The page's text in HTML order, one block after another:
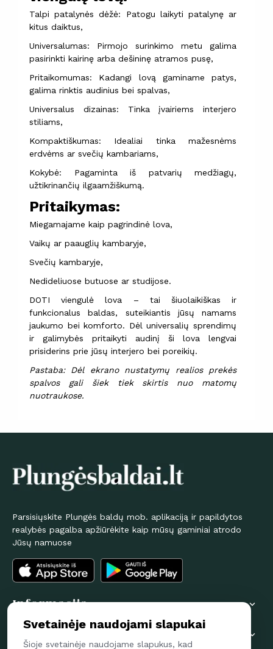
Talpi patalynės dėžė: Patogu laikyti patalynę ar
kitus daiktus,
Universalumas: Pirmojo surinkimo metu galima
pasirinkti kairinę arba dešininę atramos pusę,
Pritaikomumas: Kadangi lovą gaminame patys,
galima rinktis audinius bei spalvas,
Universalus dizainas: Tinka įvairiems interjero
stiliams,
Kompaktiškumas: Idealiai tinka mažesnėms
erdvėms ar svečių kambariams,
Kokybė: Pagaminta iš patvarių medžiagų,
užtikrinančių ilgaamžiškumą.
Pritaikymas:
Miegamajame kaip pagrindinė lova,
Vaikų ar paauglių kambaryje,
Svečių kambaryje,
Nedideliuose butuose ar studijose.
DOTI viengulė lova – tai šiuolaikiškas ir
funkcionalus baldas, suteikiantis jūsų namams
jaukumo bei komforto. Dėl universalių sprendimų
ir galimybės pritaikyti audinį ši lova lengvai
prisiderins prie jūsų interjero bei poreikių.
Pastaba: Dėl ekrano nustatymų realios prekės
spalvos gali šiek tiek skirtis nuo matomų
nuotraukose.
Parsisiųskite Plungės baldų mob. aplikaciją ir papildytos
realybės pagalba apžiūrėkite kaip mūsų gaminiai atrodo
Jūsų namuose
Informacija 
Pirkėjams 
Svetainėje naudojami slapukai
Šioje svetainėje naudojame slapukus, kad